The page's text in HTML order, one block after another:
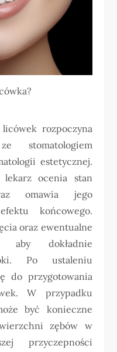
rozpoczyna
stomatologiem
estetycznej.
lekarz ocenia stan
omawia jego
końcowego.
oraz ewentualne
aby dokładnie
Po ustaleniu
do przygotowania
W przypadku
być konieczne
zębów w
przyczepności